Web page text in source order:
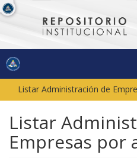
Listar Administración de
Listar
Empresas por